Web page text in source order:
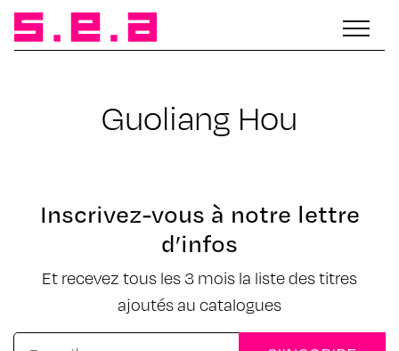
Guoliang Hou
Inscrivez-vous à notre lettre
d’infos
Et recevez tous les 3 mois la liste des titres
ajoutés au catalogues